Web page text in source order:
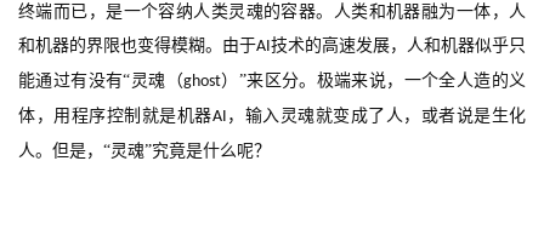
终端而已，是一个容纳人类灵魂的容器。人类和机器融为一体，人
和机器的界限也变得模糊。由于AI技术的高速发展，人和机器似乎只
能通过有没有“灵魂（ghost）”来区分。极端来说，一个全人造的义
体，用程序控制就是机器AI ，输入灵魂就变成了人，或者说是生化
人。但是，“灵魂”究竟是什么呢？